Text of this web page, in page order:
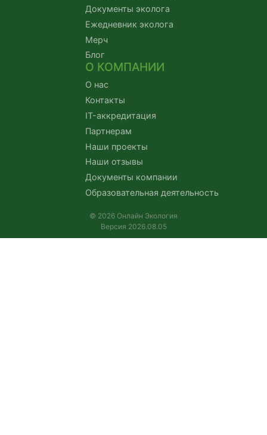
Документы эколога
Ежедневник эколога
Мерч
Блог
О КОМПАНИИ
О нас
Контакты
IT-аккредитация
Партнерам
Наши проекты
Наши отзывы
Документы компании
Образовательная деятельность
© 2026 Онлайн Экология
Версия 2026.08.05